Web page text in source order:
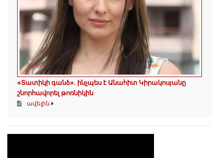
«Տատիկի գանձ». ինչպես է Անահիտ Կիրակոսյանը
շնորհավորել թոռնիկին
ավելին